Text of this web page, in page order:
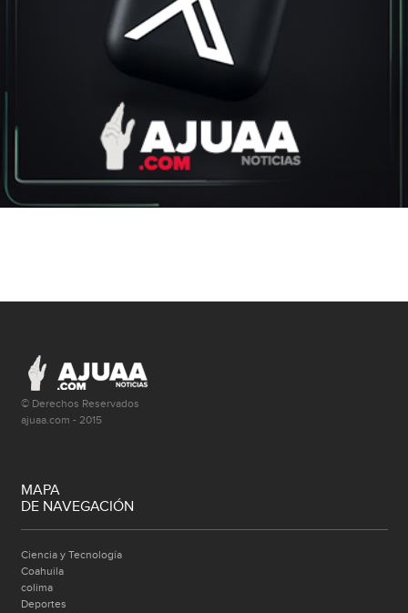
© Derechos Reservados
ajuaa.com - 2015
MAPA
DE NAVEGACIÓN
Ciencia y Tecnología
Coahuila
colima
Deportes